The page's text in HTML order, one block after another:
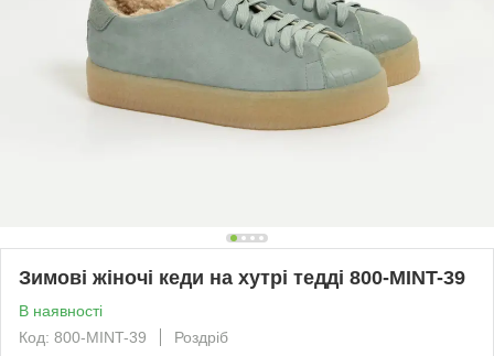
Зимові жіночі кеди на хутрі тедді 800-MINT-39
В наявності
Код: 800-MINT-39
Роздріб